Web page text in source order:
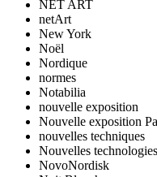
NET ART
netArt
New York
Noël
Nordique
normes
Notabilia
nouvelle exposition
Nouvelle exposition
nouvelles techniques
Nouvelles technologies
NovoNordisk